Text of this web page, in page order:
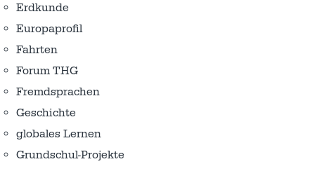
Erdkunde
Europaprofil
Fahrten
Forum THG
Fremdsprachen
Geschichte
globales Lernen
Grundschul-Projekte